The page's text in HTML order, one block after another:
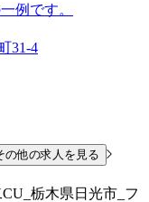
例です。
31-4
の他の求人を見る
栃木県日光市_フ